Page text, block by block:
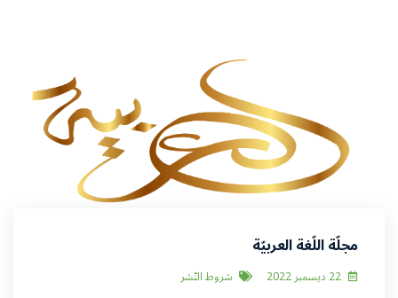
مجلّة اللّغة العربيّة
شروط النّشر